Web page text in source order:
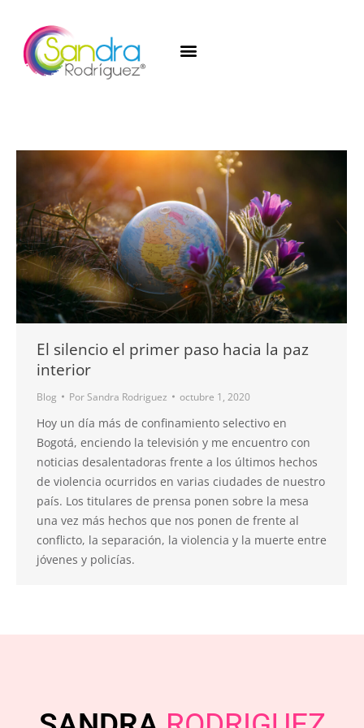
El silencio el primer paso hacia la paz
interior
Blog Por Sandra Rodriguez octubre 1, 2020
Hoy un día más de confinamiento selectivo en
Bogotá, enciendo la televisión y me encuentro con
noticias desalentadoras frente a los últimos hechos
de violencia ocurridos en varias ciudades de nuestro
país. Los titulares de prensa ponen sobre la mesa
una vez más hechos que nos ponen de frente al
conflicto, la separación, la violencia y la muerte entre
jóvenes y policías.